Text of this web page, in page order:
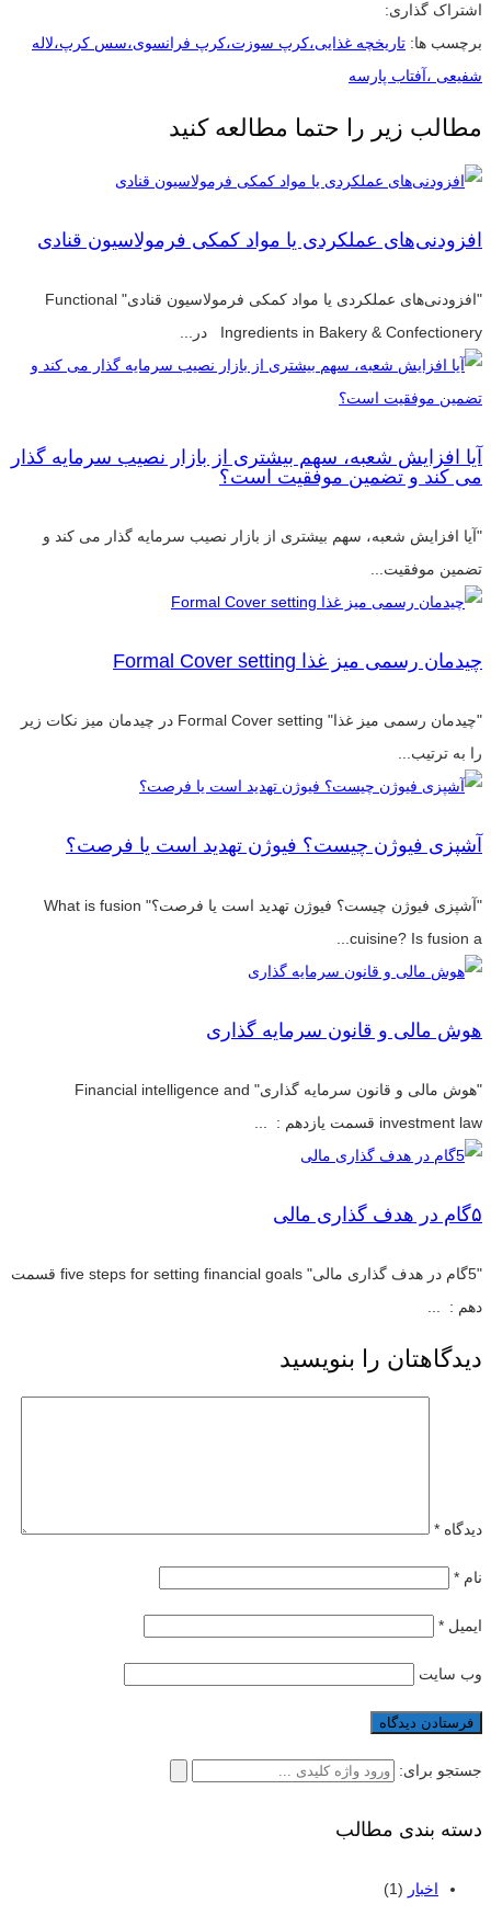
اشتراک گذاری:
برچسب ها: تاریخچه غذایی،کرپ سوزت،کرپ فرانسوی،سس کرپ،لاله
شفیعی ،آفتاب پارسه
مطالب زیر را حتما مطالعه کنید
افزودنی‌های عملکردی یا مواد کمکی فرمولاسیون قنادی
"افزودنی‌های عملکردی یا مواد کمکی فرمولاسیون قنادی" Functional
Ingredients in Bakery & Confectionery در...
آیا افزایش شعبه، سهم بیشتری از بازار نصیب سرمایه گذار
می کند و تضمین موفقیت است؟
"آیا افزایش شعبه، سهم بیشتری از بازار نصیب سرمایه گذار می کند و
تضمین موفقیت...
چیدمان رسمی میز غذا Formal Cover setting
"چیدمان رسمی میز غذا" Formal Cover setting در چیدمان میز نکات زیر
را به ترتیب...
آشپزی فیوژن چیست؟ فیوژن تهدید است یا فرصت؟
"آشپزی فیوژن چیست؟ فیوژن تهدید است یا فرصت؟" What is fusion
cuisine? Is fusion a...
هوش مالی و قانون سرمایه گذاری
"هوش مالی و قانون سرمایه گذاری" Financial intelligence and
investment law قسمت یازدهم : ...
۵گام در هدف گذاری مالی
"5گام در هدف گذاری مالی" five steps for setting financial goals قسمت
دهم : ...
دیدگاهتان را بنویسید
دیدگاه *
نام *
ایمیل *
وب‌ سایت
جستجو برای:
دسته بندی مطالب
اخبار (1)